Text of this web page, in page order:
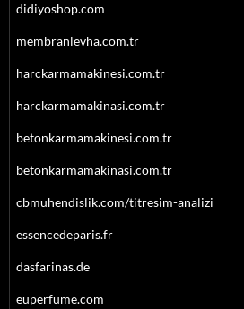
didiyoshop.com
membranlevha.com.tr
harckarmamakinesi.com.tr
harckarmamakinasi.com.tr
betonkarmamakinesi.com.tr
betonkarmamakinasi.com.tr
cbmuhendislik.com/titresim-analizi
essencedeparis.fr
dasfarinas.de
euperfume.com